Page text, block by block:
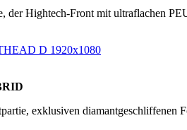
der Hightech-Front mit ultraflachen
exklusiven